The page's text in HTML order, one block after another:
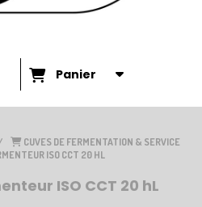
Panier
CUVES DE FERMENTATION & SERVICE
ISO CCT 20 HL
ISO CCT 20 hL